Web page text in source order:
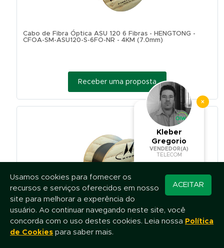
Cabo de Fibra Óptica ASU 120 6 Fibras - HENGTONG -
CFOA-SM-ASU120-S-6FO-NR - 4KM (7.0mm)
Receber uma proposta
Cabo de Fibra Óptica ASU 120 12 Fibras - HENGTONG -
CFOA-SM-ASU120-S-12FO-NR - 4KM (7.0mm)
×
Kleber
Gregorio
VENDEDOR(A)
TELECOM
WhatsApp
ACEITAR
Usamos cookies para fornecer os
recursos e serviços oferecidos em nosso
site para melhorar a experência do
usuário. Ao continuar navegando neste site, você
concorda com o uso destes cookies. Leia nossa Política
de Cookies para saber mais.